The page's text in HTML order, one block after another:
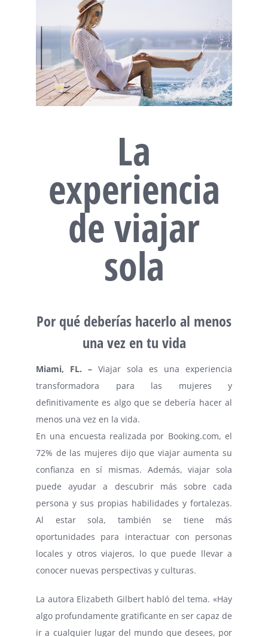
La
experiencia
de viajar
sola
Por qué deberías hacerlo al menos
una vez en tu vida
Miami, FL. – Viajar sola es una experiencia
transformadora para las mujeres y
definitivamente es algo que se debería hacer al
menos una vez en la vida.
En una encuesta realizada por Booking.com, el
72% de las mujeres dijo que viajar aumenta su
confianza en sí mismas. Además, viajar sola
puede ayudar a descubrir más sobre cada
persona y sus propias habilidades y fortalezas.
Al estar sola, también se tiene más
oportunidades para interactuar con personas
locales y otros viajeros, lo que puede llevar a
conocer nuevas perspectivas y culturas.
La autora Elizabeth Gilbert habló del tema. «Hay
algo profundamente gratificante en ser capaz de
ir a cualquier lugar del mundo que desees, por